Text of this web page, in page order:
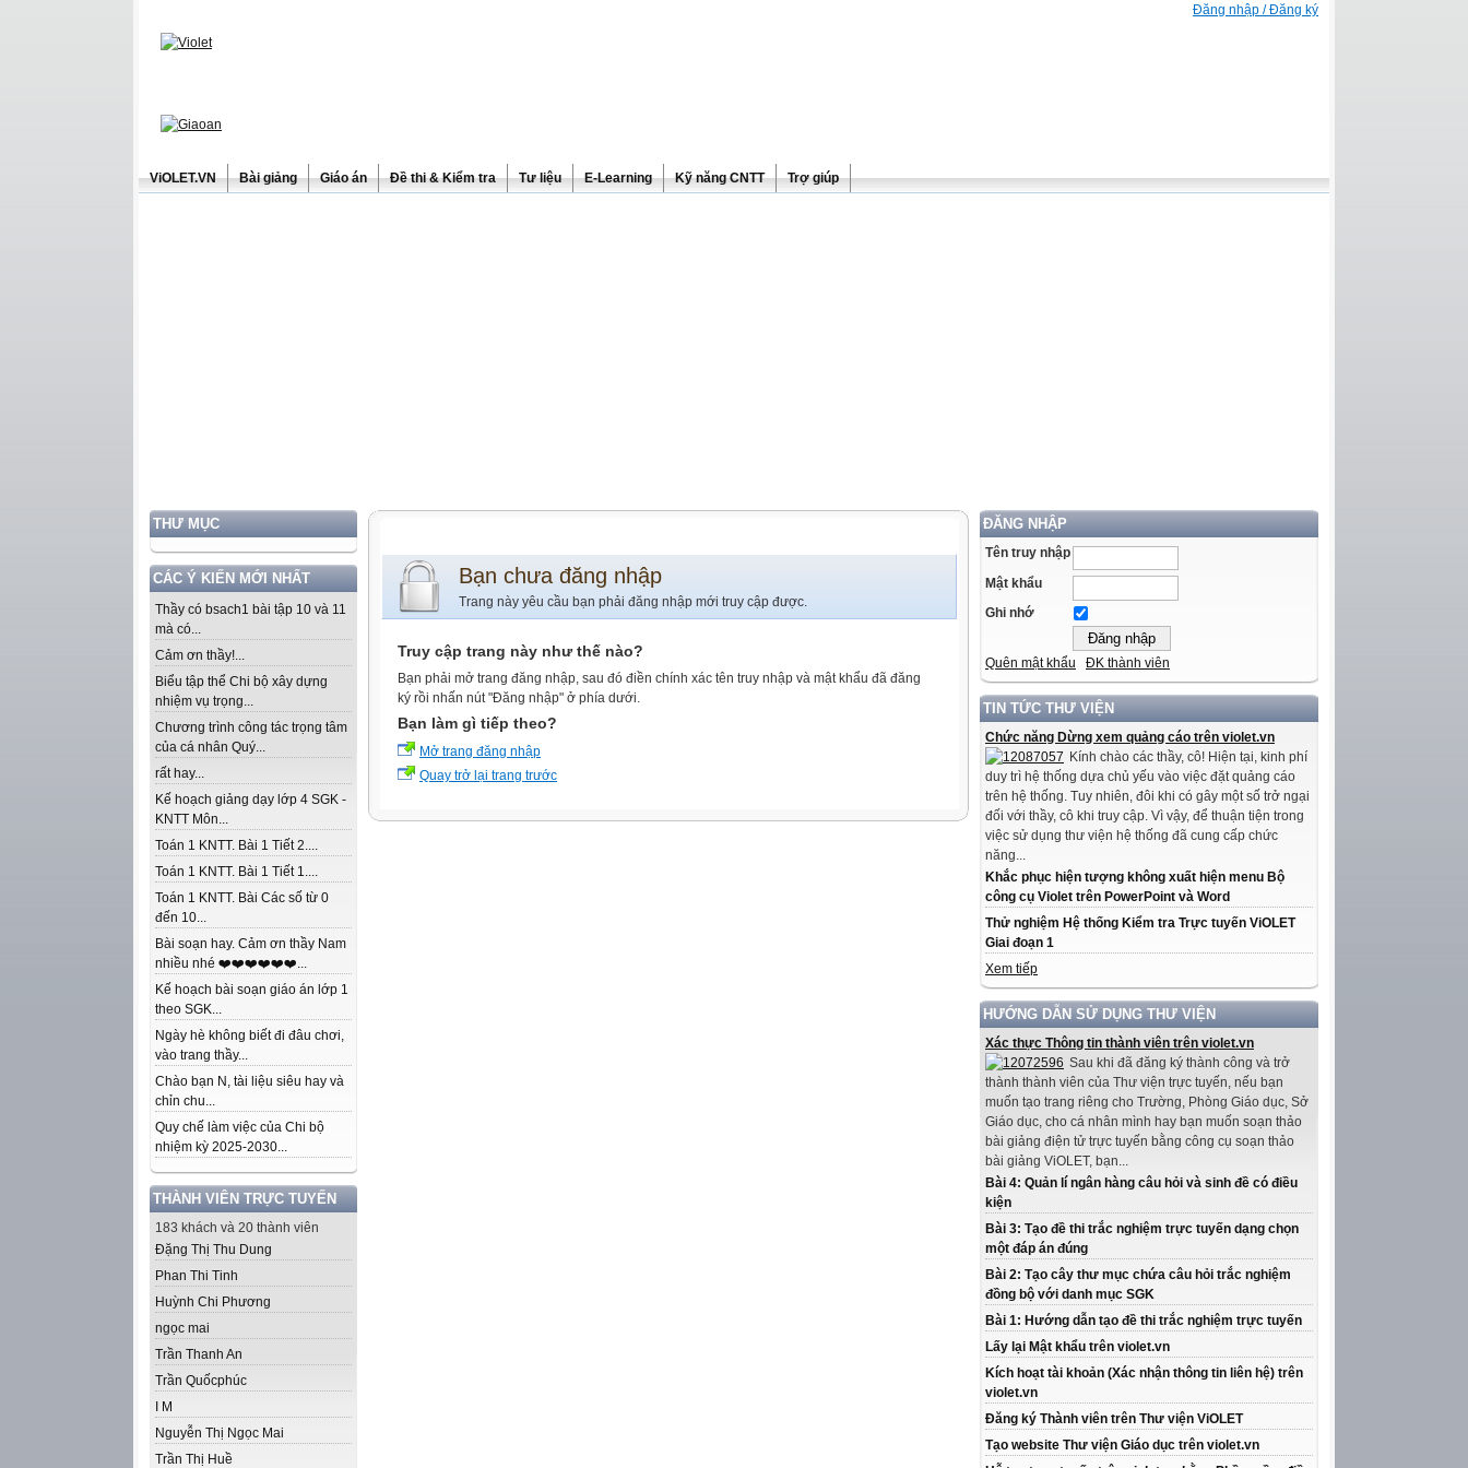
Đăng nhập / Đăng ký
ViOLET.VN Bài giảng Giáo án Đề thi & Kiểm tra Tư liệu E-Learning Kỹ năng CNTT Trợ giúp
THƯ MỤC
CÁC Ý KIẾN MỚI NHẤT
Thầy có bsach1 bài tập 10 và 11
mà có...
Cảm ơn thầy!...
Biểu tập thể Chi bộ xây dựng
nhiệm vụ trọng...
Chương trình công tác trọng tâm
của cá nhân Quý...
rất hay...
Kế hoạch giảng dạy lớp 4 SGK -
KNTT Môn...
Toán 1 KNTT. Bài 1 Tiết 2....
Toán 1 KNTT. Bài 1 Tiết 1....
Toán 1 KNTT. Bài Các số từ 0
đến 10...
Bài soạn hay. Cảm ơn thầy Nam
nhiều nhé ❤️❤️❤️❤️❤️❤️...
Kế hoạch bài soạn giáo án lớp 1
theo SGK...
Ngày hè không biết đi đâu chơi,
vào trang thầy...
Chào bạn N, tài liệu siêu hay và
chỉn chu...
Quy chế làm việc của Chi bộ
nhiệm kỳ 2025-2030...
THÀNH VIÊN TRỰC TUYẾN
183 khách và 20 thành viên
Đặng Thị Thu Dung
Phan Thi Tinh
Huỳnh Chi Phương
ngọc mai
Trần Thanh An
Trần Quốcphúc
I M
Nguyễn Thị Ngọc Mai
Trần Thị Huề
ĐĂNG NHẬP
Tên truy nhập
Mật khẩu
Ghi nhớ
Quên mật khẩu ĐK thành viên
TIN TỨC THƯ VIỆN
Chức năng Dừng xem quảng cáo trên violet.vn
Kính chào các thầy, cô! Hiện tại, kinh phí
duy trì hệ thống dựa chủ yếu vào việc đặt quảng cáo
trên hệ thống. Tuy nhiên, đôi khi có gây một số trở ngại
đối với thầy, cô khi truy cập. Vì vậy, để thuận tiện trong
việc sử dụng thư viện hệ thống đã cung cấp chức
năng...
Khắc phục hiện tượng không xuất hiện menu Bộ
công cụ Violet trên PowerPoint và Word
Thử nghiệm Hệ thống Kiểm tra Trực tuyến ViOLET
Giai đoạn 1
Xem tiếp
HƯỚNG DẪN SỬ DỤNG THƯ VIỆN
Xác thực Thông tin thành viên trên violet.vn
Sau khi đã đăng ký thành công và trở
thành thành viên của Thư viện trực tuyến, nếu bạn
muốn tạo trang riêng cho Trường, Phòng Giáo dục, Sở
Giáo dục, cho cá nhân mình hay bạn muốn soạn thảo
bài giảng điện tử trực tuyến bằng công cụ soạn thảo
bài giảng ViOLET, bạn...
Bài 4: Quản lí ngân hàng câu hỏi và sinh đề có điều
kiện
Bài 3: Tạo đề thi trắc nghiệm trực tuyến dạng chọn
một đáp án đúng
Bài 2: Tạo cây thư mục chứa câu hỏi trắc nghiệm
đồng bộ với danh mục SGK
Bài 1: Hướng dẫn tạo đề thi trắc nghiệm trực tuyến
Lấy lại Mật khẩu trên violet.vn
Kích hoạt tài khoản (Xác nhận thông tin liên hệ) trên
violet.vn
Đăng ký Thành viên trên Thư viện ViOLET
Tạo website Thư viện Giáo dục trên violet.vn
Bạn chưa đăng nhập
Trang này yêu cầu bạn phải đăng nhập mới truy cập được.
Truy cập trang này như thế nào?
Bạn phải mở trang đăng nhập, sau đó điền chính xác tên truy nhập và mật khẩu đã đăng
ký rồi nhấn nút "Đăng nhập" ở phía dưới.
Bạn làm gì tiếp theo?
Mở trang đăng nhập
Quay trở lại trang trước